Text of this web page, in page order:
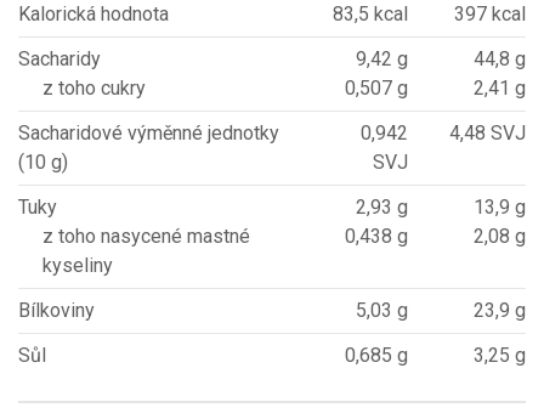
Kalorická hodnota
83,5 kcal
397 kcal
Sacharidy
z toho cukry
9,42 g
0,507 g
44,8 g
2,41 g
Sacharidové výměnné jednotky
(10 g)
0,942
SVJ
4,48 SVJ
Tuky
z toho nasycené mastné
kyseliny
2,93 g
0,438 g
13,9 g
2,08 g
Bílkoviny 5,03 g
23,9 g
Sůl
0,685 g 3,25 g